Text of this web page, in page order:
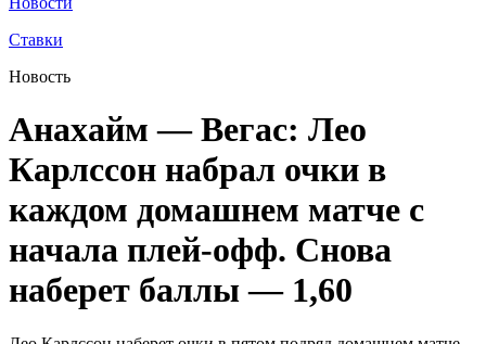
Ставки
Новость
Анахайм — Вегас: Лео
Карлссон набрал очки в
каждом домашнем матче с
начала плей-офф. Снова
наберет баллы — 1,60